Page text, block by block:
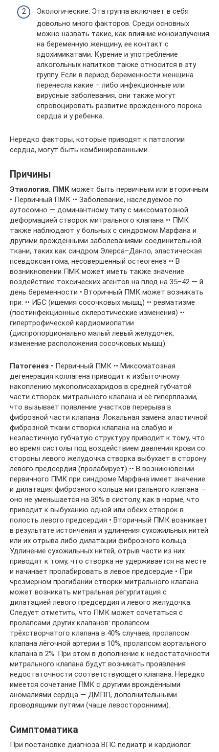
Экологические. Эта группа включает в себя
довольно много факторов. Среди основных
можно назвать такие, как влияние ионоизлучения
на беременную женщину, ее контакт с
ядохимикатами. Курение и употребление
алкогольных напитков также относится в эту
группу. Если в период беременности женщина
перенесла какие – либо инфекционные или
вирусные заболевания, они также могут
спровоцировать развитие врожденного порока
сердца и у ребенка.
Нередко факторы, которые приводят к патологии
сердца, могут быть комбинированными.
Причины
Этиология. ПМК может быть первичным или вторичным
• Первичный ПМК •• Заболевание, наследуемое по
аутосомно — доминантному типу с миксоматозной
деформацией створок митрального клапана •• ПМК
также наблюдают у больных с синдромом Марфана и
другими врождёнными заболеваниями соединительной
ткани, таких как синдром Элерса–Данло, эластическая
псевдоксантома, несовершенный остеогенез •• В
возникновении ПМК может иметь также значение
воздействие токсических агентов на плод на 35–42 — й
день беременности • Вторичный ПМК может возникать
при: •• ИБС (ишемия сосочковых мышц) •• ревматизме
(постинфекционные склеротические изменения) ••
гипертрофической кардиомиопатии
(диспропорционально малый левый желудочек,
изменение расположения сосочковых мышц).
Патогенез • Первичный ПМК •• Миксоматозная
дегенерация коллагена приводит к избыточному
накоплению мукополисахаридов в средней губчатой
части створок митрального клапана и её гиперплазии,
что вызывает появление участков перерыва в
фиброзной части клапана. Локальная замена эластичной
фиброзной ткани створки клапана на слабую и
неэластичную губчатую структуру приводит к тому, что
во время систолы под воздействием давления крови со
стороны левого желудочка створка выбухает в сторону
левого предсердия (пролабирует) •• В возникновении
первичного ПМК при синдроме Марфана имеет значение
и дилатация фиброзного кольца митрального клапана —
оно не уменьшается на 30% в систолу, как в норме, что
приводит к выбуханию одной или обеих створок в
полость левого предсердия • Вторичный ПМК возникает
в результате истончения и удлинения сухожильных нитей
или их отрыва либо дилатации фиброзного кольца.
Удлинение сухожильных нитей, отрыв части из них
приводят к тому, что створка не удерживается на месте
и начинает пролабировать в левое предсердие • При
чрезмерном прогибании створки митрального клапана
может возникать митральная регургитация с
дилатацией левого предсердия и левого желудочка.
Следует отметить, что ПМК может сочетаться с
пролапсами других клапанов: пролапсом
трёхстворчатого клапана в 40% случаев, пролапсом
клапана лёгочной артерии в 10%, пролапсом аортального
клапана в 2%. При этом в дополнение к недостаточности
митрального клапана будут возникать проявления
недостаточности соответствующего клапана. Нередко
имеется сочетание ПМК с другими врождёнными
аномалиями сердца — ДМПП, дополнительными
проводящими путями (чаще левосторонними).
Симптоматика
При постановке диагноза ВПС педиатр и кардиолог